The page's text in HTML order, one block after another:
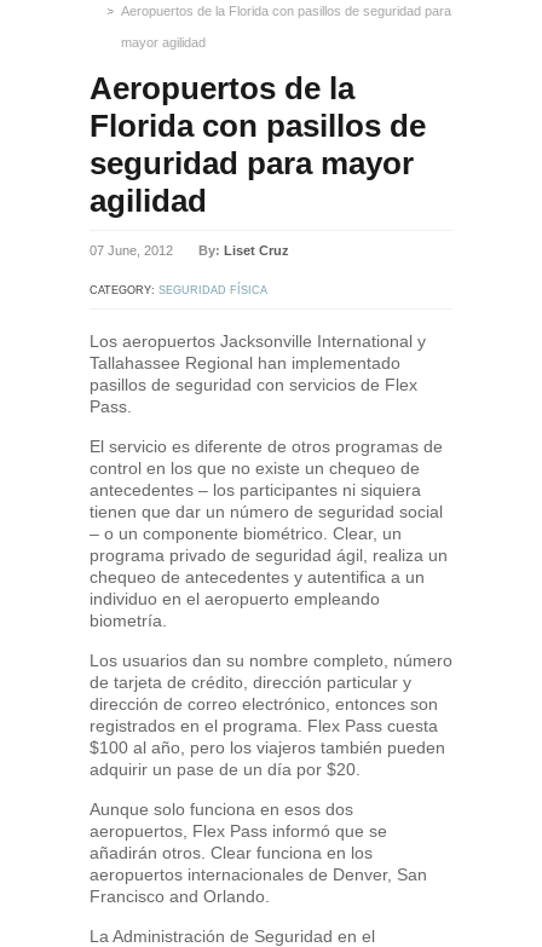
Aeropuertos de la Florida con pasillos de seguridad para
mayor agilidad
Aeropuertos de la
Florida con pasillos de
seguridad para mayor
agilidad
07 June, 2012 By: Liset Cruz
CATEGORY: SEGURIDAD FÍSICA
Los aeropuertos Jacksonville International y
Tallahassee Regional han implementado
pasillos de seguridad con servicios de Flex
Pass.
El servicio es diferente de otros programas de
control en los que no existe un chequeo de
antecedentes – los participantes ni siquiera
tienen que dar un número de seguridad social
– o un componente biométrico. Clear, un
programa privado de seguridad ágil, realiza un
chequeo de antecedentes y autentifica a un
individuo en el aeropuerto empleando
biometría.
Los usuarios dan su nombre completo, número
de tarjeta de crédito, dirección particular y
dirección de correo electrónico, entonces son
registrados en el programa. Flex Pass cuesta
$100 al año, pero los viajeros también pueden
adquirir un pase de un día por $20.
Aunque solo funciona en esos dos
aeropuertos, Flex Pass informó que se
añadirán otros. Clear funciona en los
aeropuertos internacionales de Denver, San
Francisco and Orlando.
La Administración de Seguridad en el